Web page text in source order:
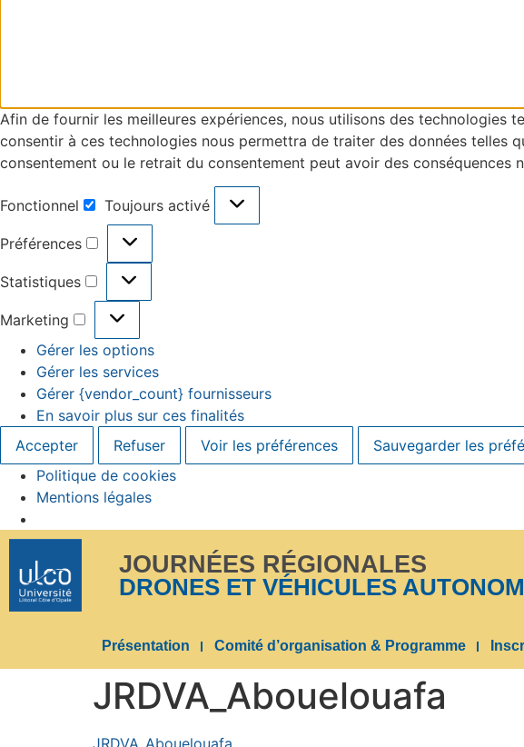
Afin de fournir les meilleures expériences, nous utilisons des
consentir à ces technologies nous permettra de traiter des données telles
consentement ou le retrait du consentement peut avoir des
Fonctionnel Toujours activé
Préférences
Statistiques
Marketing
Gérer les options
Gérer les services
Gérer {vendor_count} fournisseurs
En savoir plus sur ces finalités
Accepter
Refuser Voir les préférences Sauvegarder les
Politique de cookies
Mentions légales
JOURNÉES RÉGIONALES
DRONES ET VÉHICULES
Présentation Comité d’organisation & Programme
JRDVA_Abouelouafa